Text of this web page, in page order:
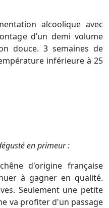
alcoolique avec
d’un demi volume
douce. 3 semaines de
inférieure à 25
en primeur :
d'origine française
à gagner en qualité.
Seulement une petite
va profiter d'un passage